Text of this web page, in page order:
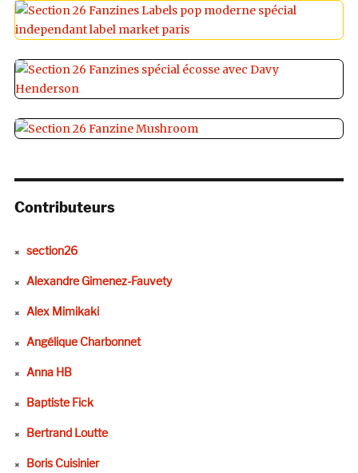
Contributeurs
section26
Alexandre Gimenez-Fauvety
Alex Mimikaki
Angélique Charbonnet
Anna HB
Baptiste Fick
Bertrand Loutte
Boris Cuisinier